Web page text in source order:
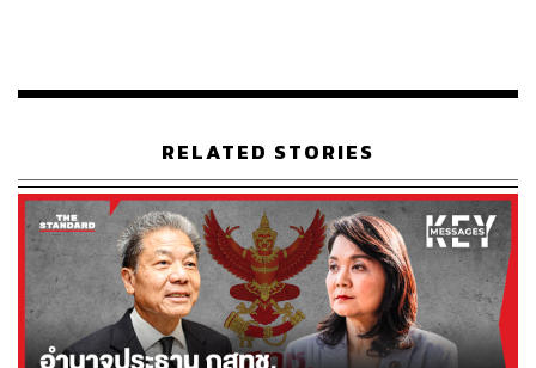
RELATED STORIES